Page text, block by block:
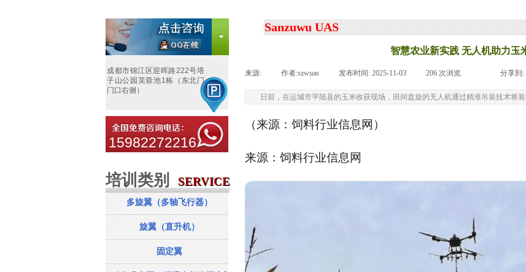
Sanzuwu UAS
智慧农业新实践 无人机助力玉
来源: 作者:szwuas 发布时间: 2025-11-03 206 次浏览 分享到:
日前，在运城市平陆县的玉米收获现场，田间盘旋的无人机通过精准吊装技术将
（来源：饲料行业信息网）
来源：饲料行业信息网
成都市锦江区迎晖路222号塔
子山公园芙蓉池1栋（东北门
门口右侧）
15982272216
培训类别 SERVICE
服务项目 SERVICE
多旋翼（多轴飞行器）
旋翼（直升机）
固定翼